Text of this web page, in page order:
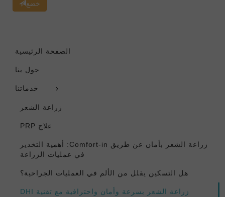
خضع
الصفحة الرئيسية
حول بنا
خدماتنا
زراعة الشعر
علاج PRP
زراعة الشعر بأمان عن طريق Comfort-in: أهمية التخدير
في عمليات الزراعة
هل التسكين يقلل من الألم في العمليات الجراحية؟
زراعة الشعر بسرعة وأمان واحترافية مع تقنية DHI